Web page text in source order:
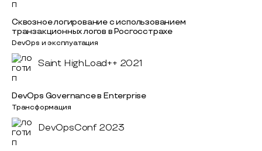
Сквозное логирование с использованием
транзакционных логов в Росгосстрахе
DevOps и эксплуатация
Saint HighLoad++ 2021
DevOps Governance в Enterprise
Трансформация
DevOpsConf 2023